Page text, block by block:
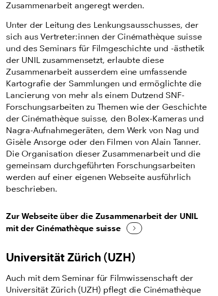
Zusammenarbeit angeregt werden.
Unter der Leitung des Lenkungsausschusses, der
sich aus Vertreter:innen der Cinémathèque suisse
und des Seminars für Filmgeschichte und -ästhetik
der UNIL zusammensetzt, erlaubte diese
Zusammenarbeit ausserdem eine umfassende
Kartografie der Sammlungen und ermöglichte die
Lancierung von mehr als einem Dutzend SNF-
Forschungsarbeiten zu Themen wie der Geschichte
der Cinémathèque suisse, den Bolex-Kameras und
Nagra-Aufnahmegeräten, dem Werk von Nag und
Gisèle Ansorge oder den Filmen von Alain Tanner.
Die Organisation dieser Zusammenarbeit und die
gemeinsam durchgeführten Forschungsarbeiten
werden auf einer eigenen Webseite ausführlich
beschrieben.
Zur Webseite über die Zusammenarbeit der UNIL
mit der Cinémathèque suisse
Universität Zürich (UZH)
Auch mit dem Seminar für Filmwissenschaft der
Universität Zürich (UZH) pflegt die Cinémathèque